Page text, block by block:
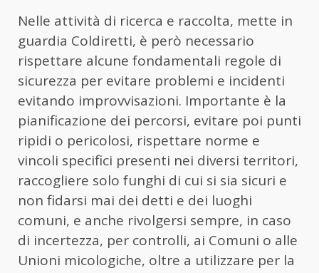
Nelle attività di ricerca e raccolta, mette in
guardia Coldiretti, è però necessario
rispettare alcune fondamentali regole di
sicurezza per evitare problemi e incidenti
evitando improvvisazioni. Importante è la
pianificazione dei percorsi, evitare poi punti
ripidi o pericolosi, rispettare norme e
vincoli specifici presenti nei diversi territori,
raccogliere solo funghi di cui si sia sicuri e
non fidarsi mai dei detti e dei luoghi
comuni, e anche rivolgersi sempre, in caso
di incertezza, per controlli, ai Comuni o alle
Unioni micologiche, oltre a utilizzare per la